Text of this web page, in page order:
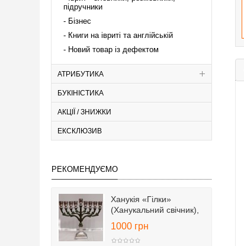
підручники
Бізнес
Книги на івриті та англійській
Новий товар із дефектом
АТРИБУТИКА
БУКІНІСТИКА
АКЦІЇ / ЗНИЖКИ
ЕКСКЛЮЗИВ
РЕКОМЕНДУЄМО
Ханукія «Гілки»
(Ханукальний свічник),
25 см
1000 грн